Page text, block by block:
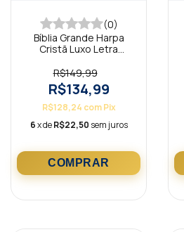
(0)
Bíblia Grande Harpa
Cristã Luxo Letra
Verde/Branco
R$149,99
R$134,99
R$128,24 com Pix
6x deR$22,50 sem juros